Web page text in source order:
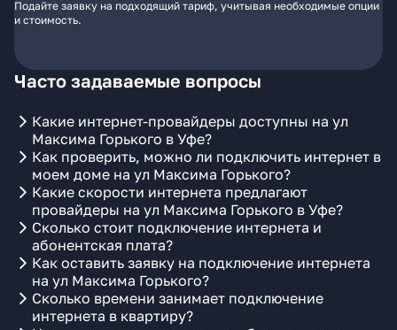
Подайте заявку на подходящий тариф, учитывая необходимые опции
и стоимость.
Часто задаваемые вопросы
Какие интернет-провайдеры доступны на ул
Максима Горького в Уфе?
Как проверить, можно ли подключить интернет в
моем доме на ул Максима Горького?
Какие скорости интернета предлагают
провайдеры на ул Максима Горького в Уфе?
Сколько стоит подключение интернета и
абонентская плата?
Как оставить заявку на подключение интернета
на ул Максима Горького?
Сколько времени занимает подключение
интернета в квартиру?